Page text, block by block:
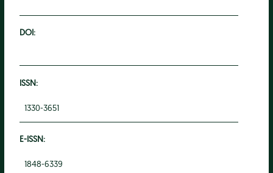
DOI:
ISSN:
1330-3651
E-ISSN:
1848-6339